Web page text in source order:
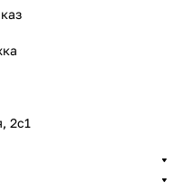
2с1